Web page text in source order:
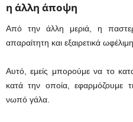
η άλλη άποψη
Από την άλλη μεριά, η
απαραίτητη και εξαιρετικά ωφέλιμη.
Αυτό, εμείς μπορούμε να το
κατά την οποία, εφαρμόζουμε
νωπό γάλα.